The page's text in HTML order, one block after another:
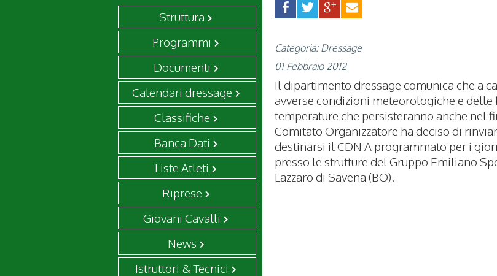
Struttura
Programmi
Documenti
Calendari dressage
Classifiche
Banca Dati
Liste Atleti
Riprese
Giovani Cavalli
News
Istruttori & Tecnici
Categoria: Dressage
01 Febbraio 2012
Il dipartimento dressage comunica che a
avverse condizioni meteorologiche e delle
temperature che persisteranno anche nel
Comitato Organizzatore ha deciso di
destinarsi il CDN A programmato per i
presso le strutture del Gruppo Emiliano
Lazzaro di Savena (BO).